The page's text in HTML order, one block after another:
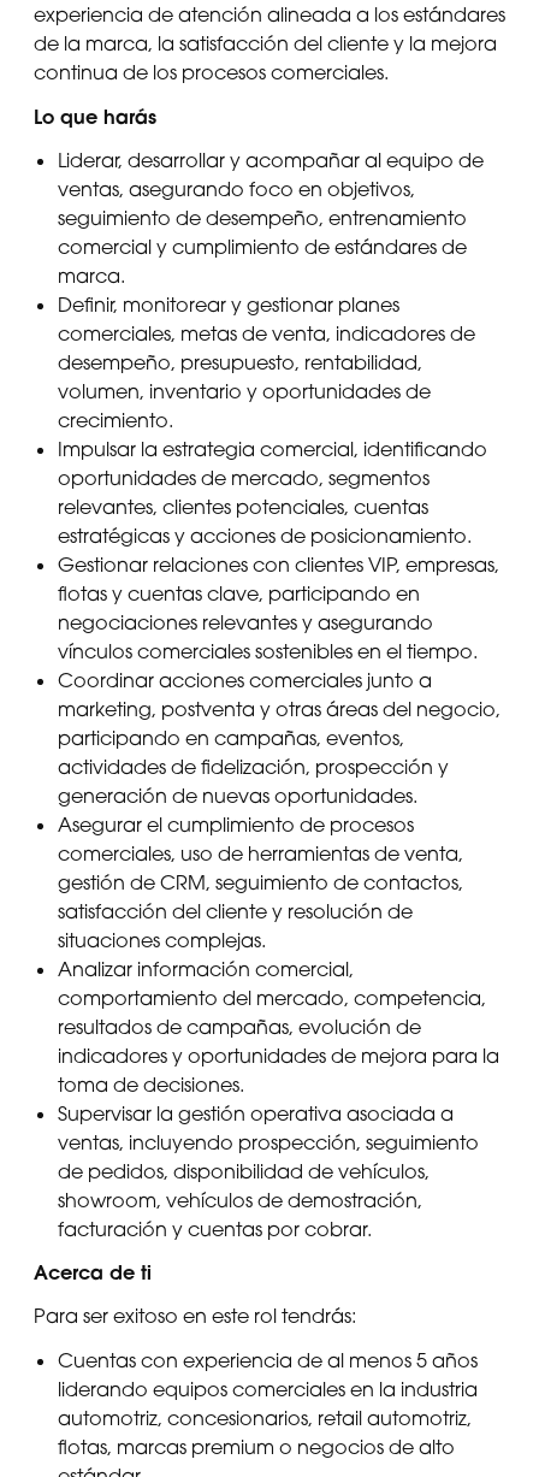
experiencia de atención alineada a los estándares
de la marca, la satisfacción del cliente y la mejora
continua de los procesos comerciales.
Lo que harás
Liderar, desarrollar y acompañar al equipo de
ventas, asegurando foco en objetivos,
seguimiento de desempeño, entrenamiento
comercial y cumplimiento de estándares de
marca.
Definir, monitorear y gestionar planes
comerciales, metas de venta, indicadores de
desempeño, presupuesto, rentabilidad,
volumen, inventario y oportunidades de
crecimiento.
Impulsar la estrategia comercial, identificando
oportunidades de mercado, segmentos
relevantes, clientes potenciales, cuentas
estratégicas y acciones de posicionamiento.
Gestionar relaciones con clientes VIP, empresas,
flotas y cuentas clave, participando en
negociaciones relevantes y asegurando
vínculos comerciales sostenibles en el tiempo.
Coordinar acciones comerciales junto a
marketing, postventa y otras áreas del negocio,
participando en campañas, eventos,
actividades de fidelización, prospección y
generación de nuevas oportunidades.
Asegurar el cumplimiento de procesos
comerciales, uso de herramientas de venta,
gestión de CRM, seguimiento de contactos,
satisfacción del cliente y resolución de
situaciones complejas.
Analizar información comercial,
comportamiento del mercado, competencia,
resultados de campañas, evolución de
indicadores y oportunidades de mejora para la
toma de decisiones.
Supervisar la gestión operativa asociada a
ventas, incluyendo prospección, seguimiento
de pedidos, disponibilidad de vehículos,
showroom, vehículos de demostración,
facturación y cuentas por cobrar.
Acerca de ti
Para ser exitoso en este rol tendrás:
Cuentas con experiencia de al menos 5 años
liderando equipos comerciales en la industria
automotriz, concesionarios, retail automotriz,
flotas, marcas premium o negocios de alto